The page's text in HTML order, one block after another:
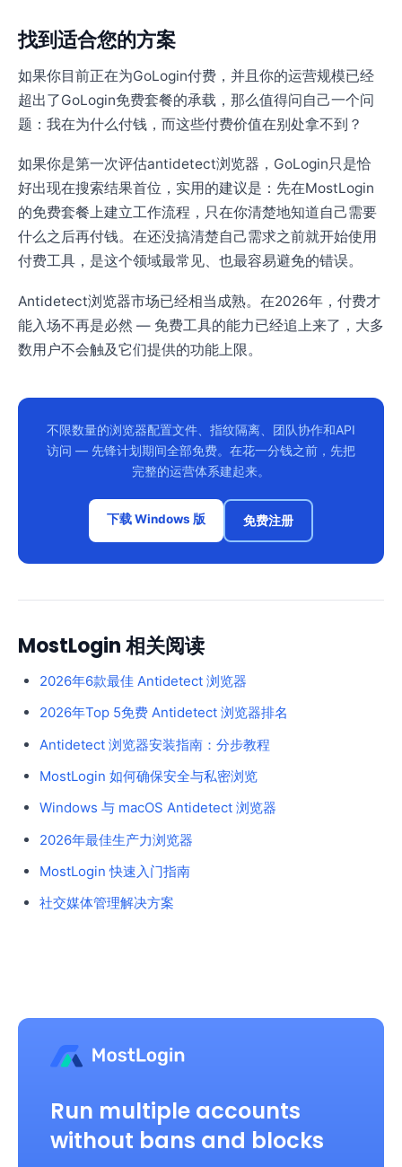
找到适合您的方案
如果你目前正在为GoLogin付费，并且你的运营规模已经
超出了GoLogin免费套餐的承载，那么值得问自己一个问
题：我在为什么付钱，而这些付费价值在别处拿不到？
如果你是第一次评估antidetect浏览器，GoLogin只是恰
好出现在搜索结果首位，实用的建议是：先在MostLogin
的免费套餐上建立工作流程，只在你清楚地知道自己需要
什么之后再付钱。在还没搞清楚自己需求之前就开始使用
付费工具，是这个领域最常见、也最容易避免的错误。
Antidetect浏览器市场已经相当成熟。在2026年，付费才
能入场不再是必然 — 免费工具的能力已经追上来了，大多
数用户不会触及它们提供的功能上限。
不限数量的浏览器配置文件、指纹隔离、团队协作和API
访问 — 先锋计划期间全部免费。在花一分钱之前，先把
完整的运营体系建起来。
下载 Windows 版 免费注册
MostLogin 相关阅读
2026年6款最佳 Antidetect 浏览器
2026年Top 5免费 Antidetect 浏览器排名
Antidetect 浏览器安装指南：分步教程
MostLogin 如何确保安全与私密浏览
Windows 与 macOS Antidetect 浏览器
2026年最佳生产力浏览器
MostLogin 快速入门指南
社交媒体管理解决方案
Run multiple accounts
without bans and blocks